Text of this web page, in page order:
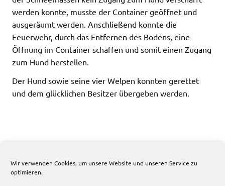
Wir verwenden Cookies, um unsere Website und unseren Service zu
optimieren.
werden konnte, musste der Container geöffnet und
ausgeräumt werden. Anschließend konnte die
Feuerwehr, durch das Entfernen des Bodens, eine
Öffnung im Container schaffen und somit einen Zugang
zum Hund herstellen.
Der Hund sowie seine vier Welpen konnten gerettet
und dem glücklichen Besitzer übergeben werden.
194 total views